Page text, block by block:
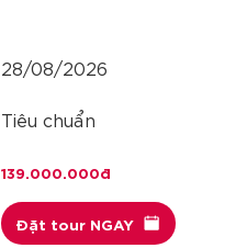
28/08/2026
Tiêu chuẩn
139.000.000đ
Đặt tour NGAY